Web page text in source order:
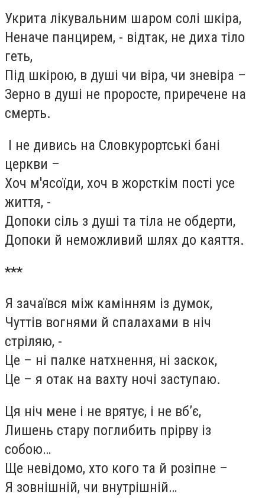
Укрита лікувальним шаром солі шкіра,
Неначе панцирем, - відтак, не диха тіло
геть,
Під шкірою, в душі чи віра, чи зневіра –
Зерно в душі не проросте, приречене на
смерть.
І не дивись на Словкурортські бані
церкви –
Хоч м'ясоїди, хоч в жорсткім пості усе
життя, -
Допоки сіль з душі та тіла не обдерти,
Допоки й неможливий шлях до каяття.
***
Я зачаївся між камінням із думок,
Чуттів вогнями й спалахами в ніч
стріляю, -
Це – ні палке натхнення, ні заскок,
Це – я отак на вахту ночі заступаю.
Ця ніч мене і не врятує, і не вб’є,
Лишень стару поглибить прірву із
собою…
Ще невідомо, хто кого та й розіпне –
Я зовнішній, чи внутрішній…